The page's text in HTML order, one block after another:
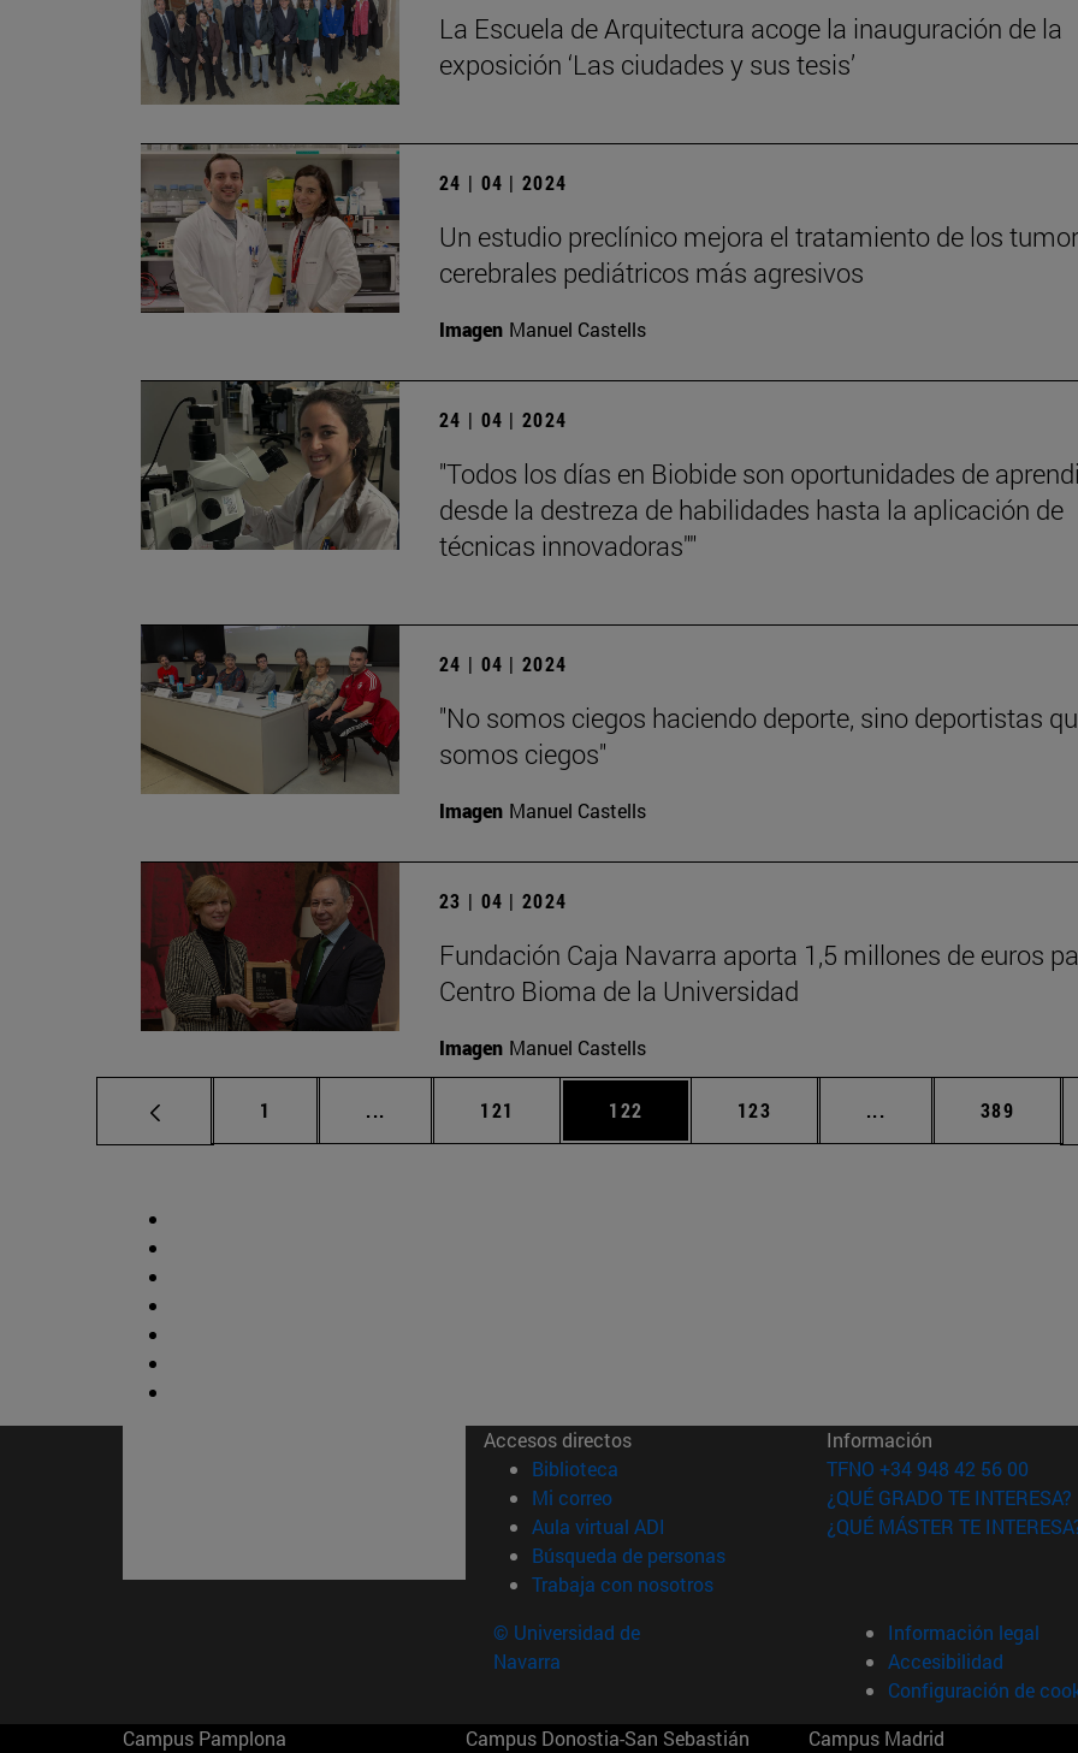
La Escuela de Arquitectura acoge la inauguración de la
exposición ‘Las ciudades y sus tesis’
24 | 04 | 2024
Un estudio preclínico mejora el tratamiento de los
cerebrales pediátricos más agresivos
Imagen Manuel Castells
24 | 04 | 2024
"Todos los días en Biobide son oportunidades de
desde la destreza de habilidades hasta la aplicación de
técnicas innovadoras""
24 | 04 | 2024
"No somos ciegos haciendo deporte, sino deportistas
somos ciegos"
Imagen Manuel Castells
23 | 04 | 2024
Fundación Caja Navarra aporta 1,5 millones de euros
Centro Bioma de la Universidad
Imagen Manuel Castells
Página
1 ... Páginas intermedias Use TAB para desplazarse.
Página
121 Página
122 Página
123 ... Páginas intermedias
Página
389
Accesos directos
Biblioteca (abre en nueva ventana)
Mi correo(abre en nueva ventana)
Aula virtual ADI (abre en nueva ventana)
Búsqueda de personas(abre en nueva ventana)
Trabaja con nosotros(abre en nueva ventana)
Información
TFNO +34 948 42 56 00
¿QUÉ GRADO TE INTERESA?
¿QUÉ MÁSTER TE
© Universidad de
Navarra
Información legal
Accesibilidad
Configuración de
Campus Pamplona
Campus Donostia-San Sebastián Campus Madrid